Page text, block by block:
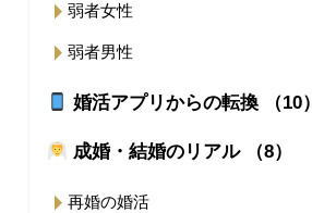
弱者女性
弱者男性
婚活アプリからの転換 （10）
成婚・結婚のリアル （8）
再婚の婚活